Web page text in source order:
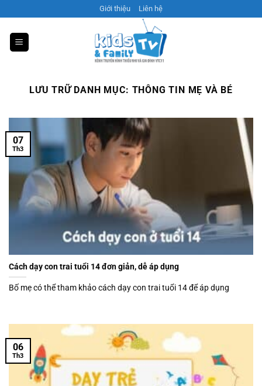
qua
nội
dung
Giới thiệu Liên hệ
LƯU TRỮ DANH MỤC: THÔNG TIN MẸ VÀ BÉ
Cách dạy con trai tuổi 14 đơn giản, dễ áp dụng
Bố mẹ có thể tham khảo cách dạy con trai tuổi 14 để áp dụng
07
Th3
06
Th3